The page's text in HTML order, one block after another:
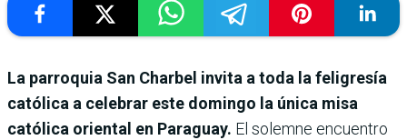
La parroquia San Charbel invita a toda la feligresía
católica a celebrar este domingo la única misa
católica oriental en Paraguay. El solemne encuentro